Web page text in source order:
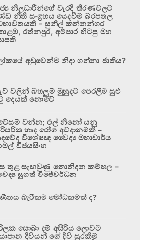
නිලධාරීන්ගේ වැරදි තීරණවලට
නීති සංග්‍රහය යෙදවීම බරපතල
– සුනිල් කන්නන්ගර
රත්නපුර, අම්පාර හිටපු මහ
අඩුවෙන්ම නිදා ගන්නා ජාතිය?
වලින් බහලුම් මුහුදට පෙරලීම සුළු
දෙයක් නොවේ
වන්න; එල් නිනෝ යනු
හෘද රෝග අවදානමකි –
විශේෂඥ වෛද්‍ය මහාචාර්ය
විජයසිංහ
තුළ සැඟවුණු නොනිදන කම්හල –
සුගත් විජේවර්ධන
බැරිකම මෝඩකමක් ද?
සොබා දම් අසිරිය ලොවට
දිවියන් ගේ දිවි සුරකිමු